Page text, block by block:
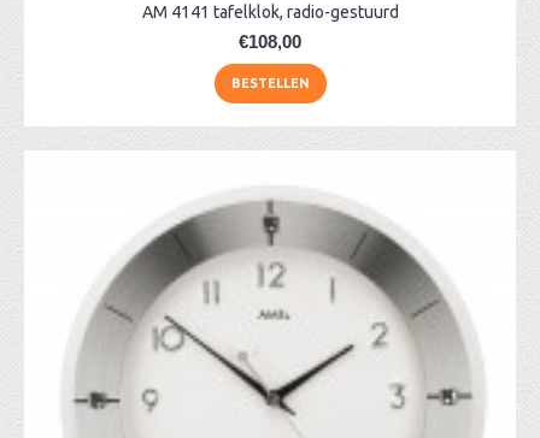
AM 4141 tafelklok, radio-gestuurd
€108,00
BESTELLEN